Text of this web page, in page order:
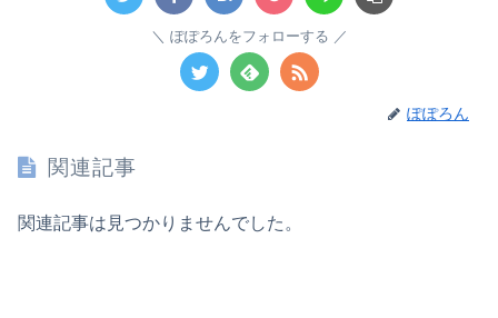
ぽぽろんをフォローする
ぽぽろん
関連記事
関連記事は見つかりませんでした。